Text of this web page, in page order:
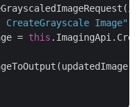
Image"
= this